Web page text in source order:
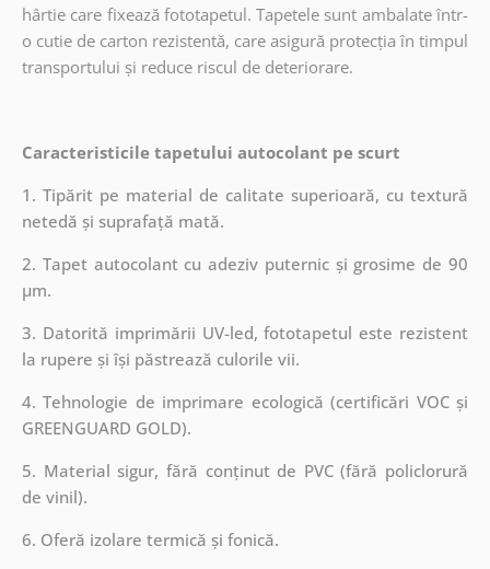
hârtie care fixează fototapetul. Tapetele sunt ambalate într-
o cutie de carton rezistentă, care asigură protecția în timpul
transportului și reduce riscul de deteriorare.
Caracteristicile tapetului autocolant pe scurt
1. Tipărit pe material de calitate superioară, cu textură
netedă și suprafață mată.
2. Tapet autocolant cu adeziv puternic și grosime de 90
µm.
3. Datorită imprimării UV-led, fototapetul este rezistent
la rupere și își păstrează culorile vii.
4. Tehnologie de imprimare ecologică (certificări VOC și
GREENGUARD GOLD).
5. Material sigur, fără conținut de PVC (fără policlorură
de vinil).
6. Oferă izolare termică și fonică.